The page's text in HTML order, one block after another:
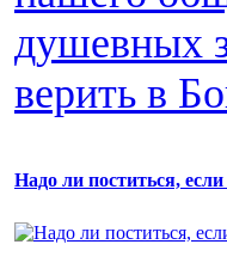
душевных
верить в
Надо ли поститься, если